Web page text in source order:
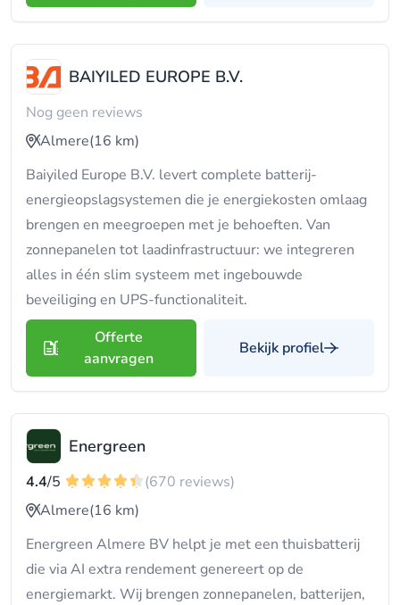
BAIYILED EUROPE B.V.
Nog geen reviews
Almere(16 km)
Baiyiled Europe B.V. levert complete batterij-
energieopslagsystemen die je energiekosten omlaag
brengen en meegroepen met je behoeften. Van
zonnepanelen tot laadinfrastructuur: we integreren
alles in één slim systeem met ingebouwde
beveiliging en UPS-functionaliteit.
Offerte
aanvragen
Bekijk profiel
Energreen
4.4/5
(670 reviews)
Almere(16 km)
Energreen Almere BV helpt je met een thuisbatterij
die via AI extra rendement genereert op de
energiemarkt. Wij brengen zonnepanelen, batterijen,